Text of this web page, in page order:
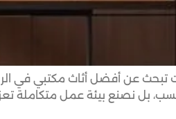
تبحث عن أفضل أثاث مكتبي في